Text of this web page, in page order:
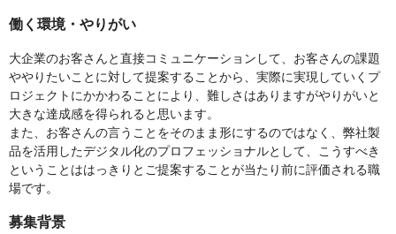
働く環境・やりがい
大企業のお客さんと直接コミュニケーションして、お客さんの課題
ややりたいことに対して提案することから、実際に実現していくプ
ロジェクトにかかわることにより、難しさはありますがやりがいと
大きな達成感を得られると思います。
また、お客さんの言うことをそのまま形にするのではなく、弊社製
品を活用したデジタル化のプロフェッショナルとして、こうすべき
ということははっきりとご提案することが当たり前に評価される職
場です。
募集背景